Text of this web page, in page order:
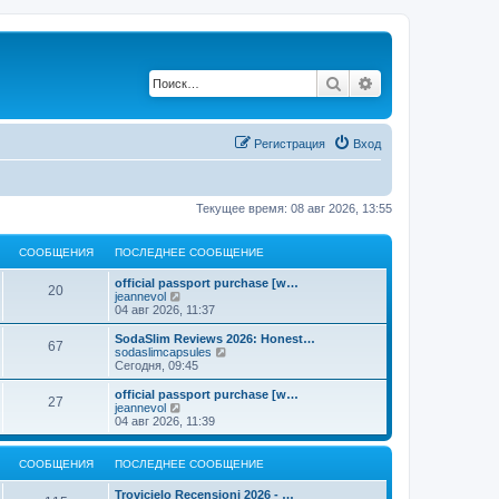
Поиск
Вход
Регистрация
Текущее время: 08 авг 2026, 13:55
СООБЩЕНИЯ ПОСЛЕДНЕЕ СООБЩЕНИЕ
20
official passport purchase [w…
jeannevol
е
р
е
й
т
п
о
с
л
д
н
е
04 авг 2026, 11:37
67
SodaSlim Reviews 2026: Honest…
sodaslimcapsules
р
е
к
п
о
с
Сегодня, 09:45
27
official passport purchase [w…
jeannevol
е
р
е
й
04 авг 2026, 11:39
СООБЩЕНИЯ ПОСЛЕДНЕЕ СООБЩЕНИЕ
Trovicielo Recensioni 2026 - …